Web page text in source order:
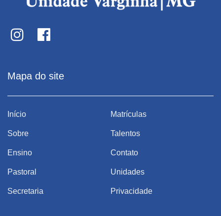
Mapa do site
Início
Sobre
Ensino
Pastoral
Secretaria
Matrículas
Talentos
Contato
Unidades
Privacidade